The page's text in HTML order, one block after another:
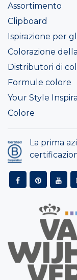
Assortimento
Clipboard
Ispirazione per
Colorazione
Distributori di
Formule colore
Your Style
Colore
La prima